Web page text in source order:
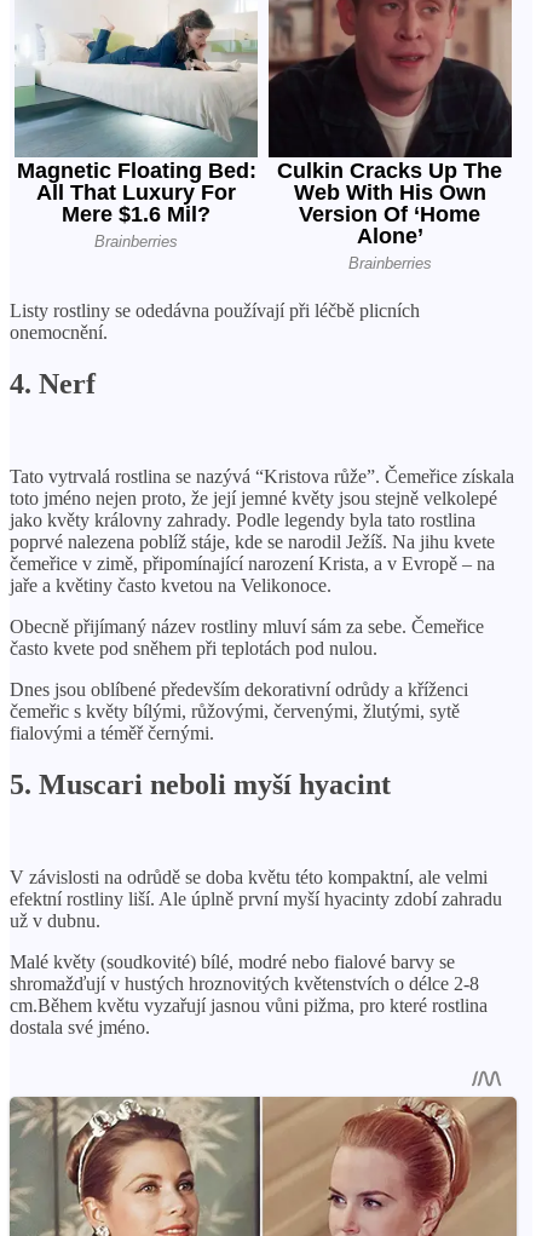
Listy rostliny se odedávna používají při léčbě plicních
onemocnění.
4. Nerf
Tato vytrvalá rostlina se nazývá “Kristova růže”. Čemeřice získala
toto jméno nejen proto, že její jemné květy jsou stejně velkolepé
jako květy královny zahrady. Podle legendy byla tato rostlina
poprvé nalezena poblíž stáje, kde se narodil Ježíš. Na jihu kvete
čemeřice v zimě, připomínající narození Krista, a v Evropě – na
jaře a květiny často kvetou na Velikonoce.
Obecně přijímaný název rostliny mluví sám za sebe. Čemeřice
často kvete pod sněhem při teplotách pod nulou.
Dnes jsou oblíbené především dekorativní odrůdy a kříženci
čemeřic s květy bílými, růžovými, červenými, žlutými, sytě
fialovými a téměř černými.
5. Muscari neboli myší hyacint
V závislosti na odrůdě se doba květu této kompaktní, ale velmi
efektní rostliny liší. Ale úplně první myší hyacinty zdobí zahradu
už v dubnu.
Malé květy (soudkovité) bílé, modré nebo fialové barvy se
shromažďují v hustých hroznovitých květenstvích o délce 2-8
cm.Během květu vyzařují jasnou vůni pižma, pro které rostlina
dostala své jméno.